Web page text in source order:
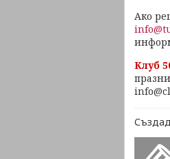
Ако
Клуб